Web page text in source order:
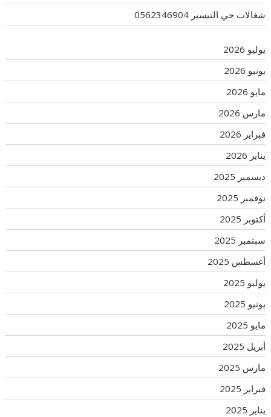
شغالات حي التيسير 0562346904
يوليو 2026
يونيو 2026
مايو 2026
مارس 2026
فبراير 2026
يناير 2026
ديسمبر 2025
نوفمبر 2025
أكتوبر 2025
سبتمبر 2025
أغسطس 2025
يوليو 2025
يونيو 2025
مايو 2025
أبريل 2025
مارس 2025
فبراير 2025
يناير 2025